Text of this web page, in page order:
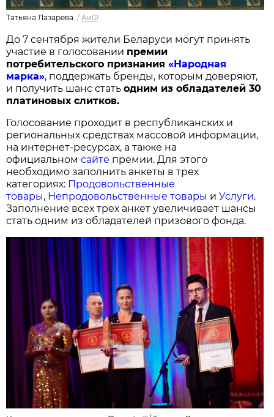
Татьяна Лазарева. / АиФ
До 7 сентября жители Беларуси могут принять
участие в голосовании премии
потребительского признания«Народная
марка», поддержать бренды, которым доверяют,
и получить шанс статьодним из обладателей 30
платиновых слитков.
Голосование проходит в республиканских и
региональных средствах массовой информации,
на интернет-ресурсах, а также на
официальномсайте премии. Для этого
необходимо заполнить анкеты в трех
категориях: Продовольственные
товары, Непродовольственные товары иУслуги.
Заполнение всех трех анкет увеличивает шансы
стать одним из обладателей призового фонда.